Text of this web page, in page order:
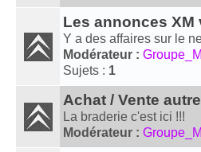
Les annonces XM
Y a des affaires sur le
Modérateur :
Sujets : 1
Achat / Vente
La braderie c'est ici !!!
Modérateur :